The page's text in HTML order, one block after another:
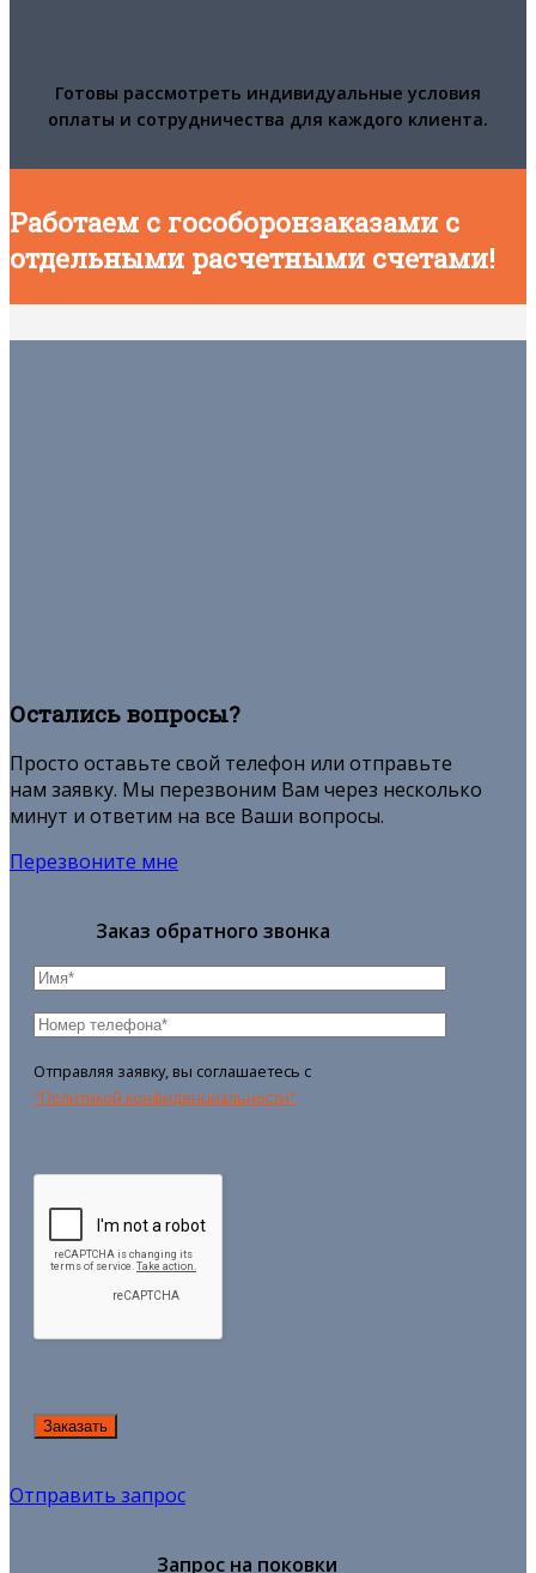
Готовы рассмотреть индивидуальные условия
оплаты и сотрудничества для каждого клиента.
Работаем с гособоронзаказами с
отдельными расчетными счетами!
Остались вопросы?
Просто оставьте свой телефон или отправьте
нам заявку. Мы перезвоним Вам через несколько
минут и ответим на все Ваши вопросы.
Перезвоните мне
Заказ обратного звонка
Отправляя заявку, вы соглашаетесь с
"Политикой конфиденциальности"
Отправить запрос
Запрос на поковки